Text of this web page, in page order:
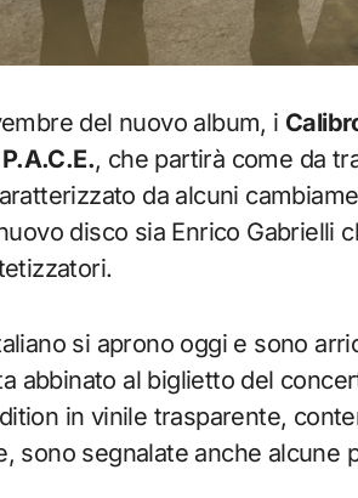
del nuovo album, i
, che partirà come da
da alcuni
disco sia Enrico Gabrielli
si aprono oggi e sono
abbinato al biglietto del
in vinile trasparente,
sono segnalate anche alcune